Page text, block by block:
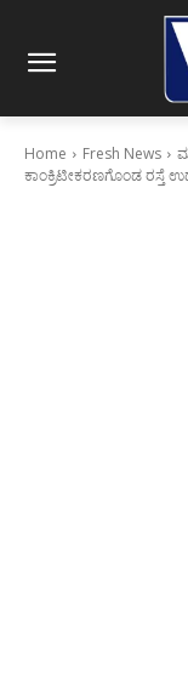
Home Fresh News
ಕಾಂಕ್ರಿಟೀಕರಣಗೊಂಡ ರಸ್ತೆ